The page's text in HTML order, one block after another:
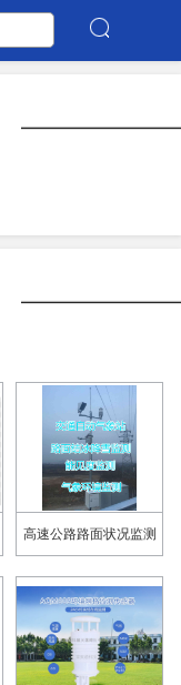
高速公路路面状况监测
使用寿命长 绵阳交通自
动气象站厂家